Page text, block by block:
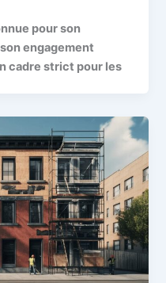
pour son
engagement
cadre strict pour les